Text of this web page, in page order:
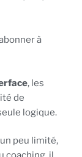
à
, les
de
logique.
peu limité,